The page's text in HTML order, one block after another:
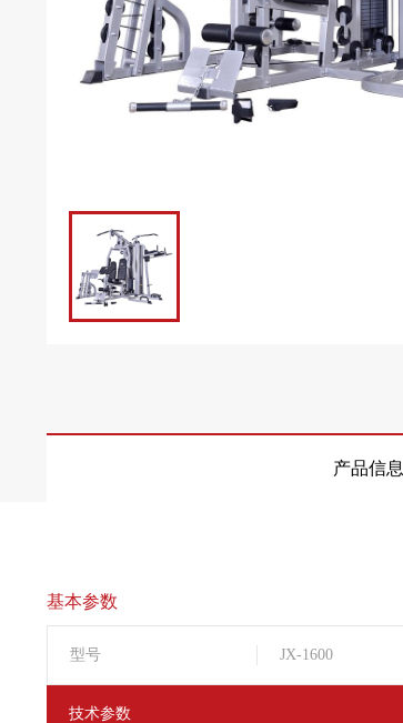
产品信息
基本参数
型号 JX-1600
技术参数